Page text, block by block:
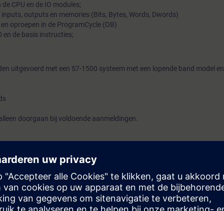
CPU en de IO modules;
outputs en memories (Bits, Bytes, Words, Dwords)
oproepen in de ProgramCycle (OB)
en de basis instructies;
uitgevoerd met een S7-1500 systeem met een lopende band model
doorgaan bij voldoende aanmeldingen.
ontvangt u gratis proeftoegang tot het digitale leerplatform:
de cursus toegang tot meer dan 200 webgebaseerde trainingen. De
het einde van de cursus.